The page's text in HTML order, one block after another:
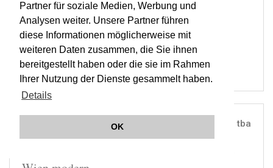
Partner für soziale Medien, Werbung und
Analysen weiter. Unsere Partner führen
diese Informationen möglicherweise mit
weiteren Daten zusammen, die Sie ihnen
bereitgestellt haben oder die sie im Rahmen
Ihrer Nutzung der Dienste gesammelt haben.
Details
OK
ORCHESTER WIENER AKADEMIE
MARTIN HASELBÖCK
OWA
tba